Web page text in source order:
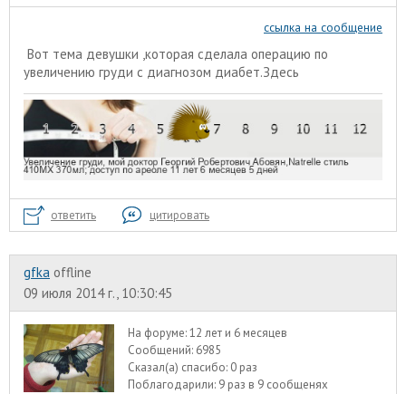
ссылка на сообщение
Вот тема девушки ,которая сделала операцию по
увеличению груди с диагнозом диабет.Здесь
ответить цитировать
gfka offline
09 июля 2014 г., 10:30:45
На форуме:12 лет и 6 месяцев
Сообщений: 6985
Сказал(а) спасибо: 0 раз
Поблагодарили: 9 раз в 9 сообщенях